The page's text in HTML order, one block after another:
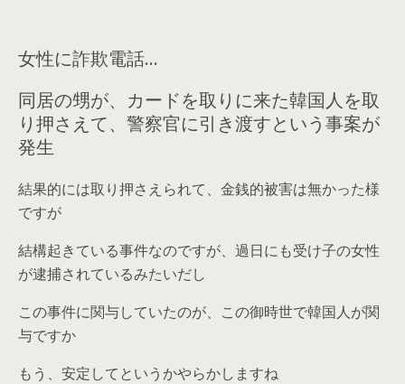
女性に詐欺電話…
同居の甥が、カードを取りに来た韓国人を取
り押さえて、警察官に引き渡すという事案が
発生
結果的には取り押さえられて、金銭的被害は無かった様
ですが
結構起きている事件なのですが、過日にも受け子の女性
が逮捕されているみたいだし
この事件に関与していたのが、この御時世で韓国人が関
与ですか
もう、安定してというかやらかしますね